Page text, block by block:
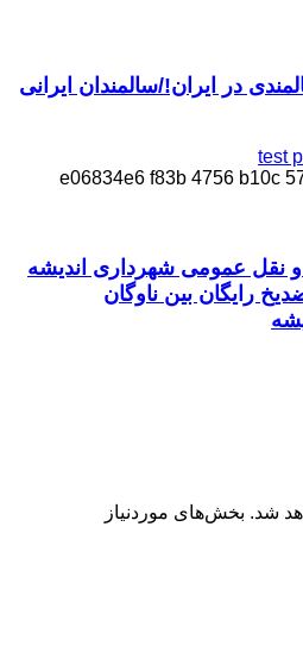
در ایران!/سالمندان ایرانی
نقل عمومی شهرداری اندیشه
رایگان بین ناوگان
شد. بخش‌های موردنیاز